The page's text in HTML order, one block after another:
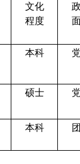
文化
程度
本科
硕士
本科